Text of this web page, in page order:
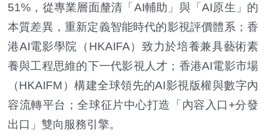
51%，從專業層面釐清「AI輔助」與「AI原生」的
本質差異，重新定義智能時代的影視評價體系；香
港AI電影學院（HKAIFA）致力於培養兼具藝術素
養與工程思維的下一代影視人才；香港AI電影市場
（HKAIFM）構建全球領先的AI影視版權與數字內
容流轉平台；全球征片中心打造「內容入口+分發
出口」雙向服務引擎。